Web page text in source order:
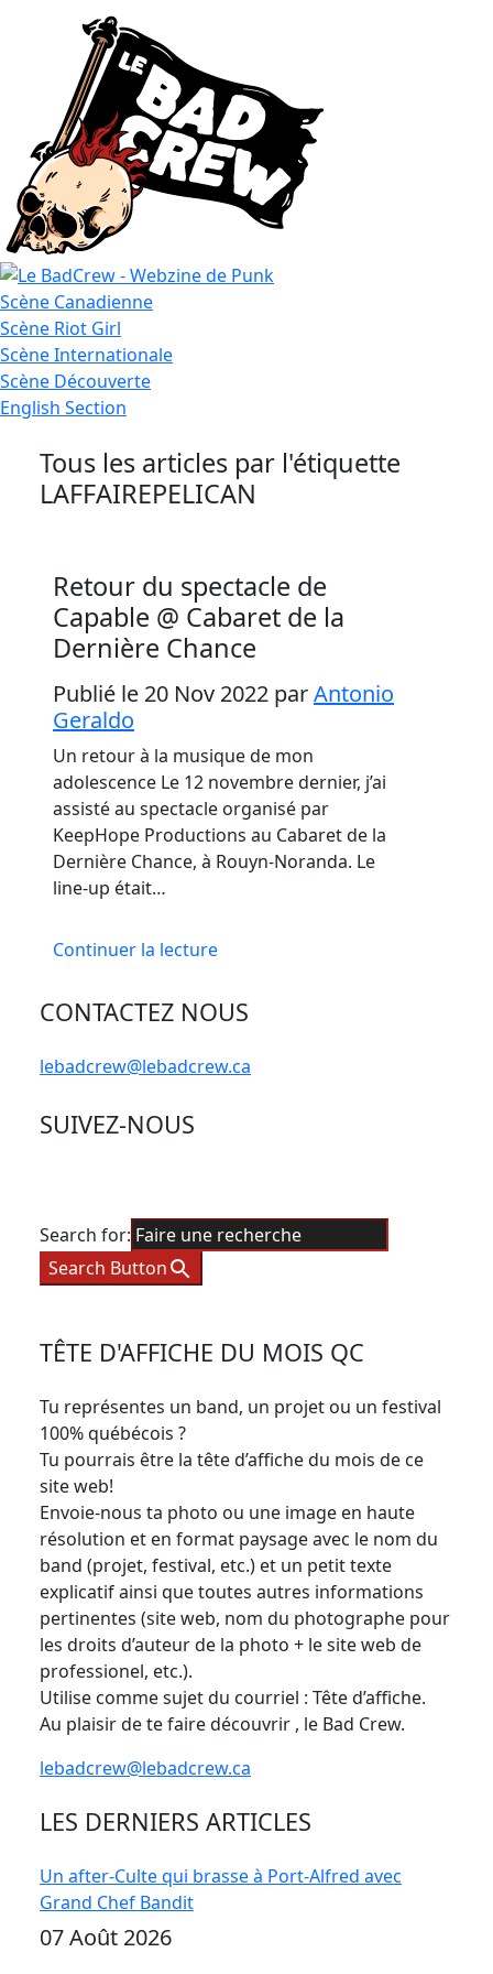
Le
Bad
Crew
Scène Canadienne
Scène Riot Girl
ScèneInternationale
Scène Découverte
English Section
Tous les articles par l'étiquette
LAFFAIREPELICAN
Retour du spectacle de
Capable @ Cabaret de la
Dernière Chance
Publié le 20 Nov 2022 parAntonio
Geraldo
Un retour à la musique de mon
adolescence Le 12 novembre dernier, j’ai
assisté au spectacle organisé par
KeepHope Productions au Cabaret de la
Dernière Chance, à Rouyn-Noranda. Le
line-up était…
Continuer la lecture
CONTACTEZ NOUS
lebadcrew@lebadcrew.ca
SUIVEZ-NOUS
Search for:
Search Button
TÊTE D'AFFICHE DU MOIS QC
Tu représentes un band, un projet ou un festival
100% québécois ?
Tu pourrais être la tête d’affiche du mois de ce
site web!
Envoie-nous ta photo ou une image en haute
résolution et en format paysage avec le nom du
band (projet, festival, etc.) et un petit texte
explicatif ainsi que toutes autres informations
pertinentes (site web, nom du photographe pour
les droits d’auteur de la photo + le site web de
professionel, etc.).
Utilise comme sujet du courriel : Tête d’affiche.
Au plaisir de te faire découvrir , le Bad Crew.
lebadcrew@lebadcrew.ca
LES DERNIERS ARTICLES
Un after-Culte qui brasse à Port-Alfred avec
Grand Chef Bandit
07 Août 2026